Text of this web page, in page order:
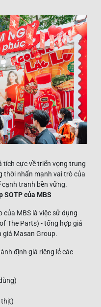
tích cực về triển vọng trung
thời nhấn mạnh vai trò của
cạnh tranh bền vững.
SOTP của MBS
MBS là việc sử dụng
The Parts) - tổng hợp giá
giá Masan Group.
định giá riêng lẻ các
thịt)